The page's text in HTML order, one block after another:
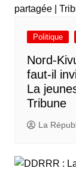
Politique
Nord-
faut-il
La
Tribune
La